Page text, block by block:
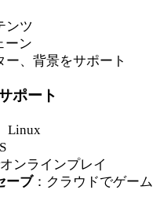
ンツ
ーン
ー、背景をサポート
ポート
Linux
ンラインプレイ
ーブ：クラウドでゲーム